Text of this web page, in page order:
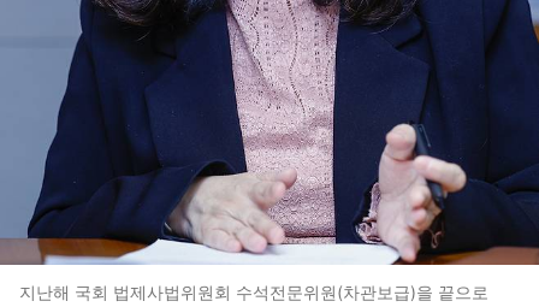
지난해 국회 법제사법위원회 수석전문위원(차관보급)을 끝으로